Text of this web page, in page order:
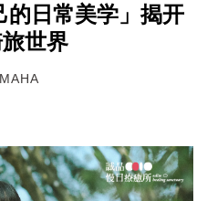
的日常美学」揭开
世界